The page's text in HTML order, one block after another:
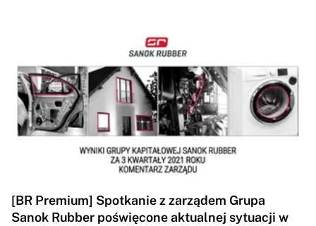
[BR Premium] Spotkanie z zarządem Grupa
Sanok Rubber poświęcone aktualnej sytuacji w